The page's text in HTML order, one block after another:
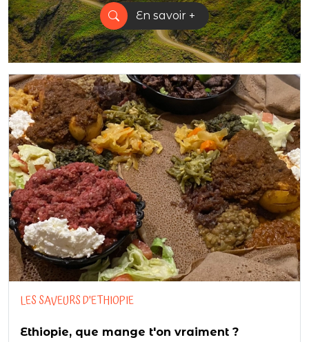
En savoir +
LES SAVEURS D'ETHIOPIE
Ethiopie, que mange t'on vraiment ?